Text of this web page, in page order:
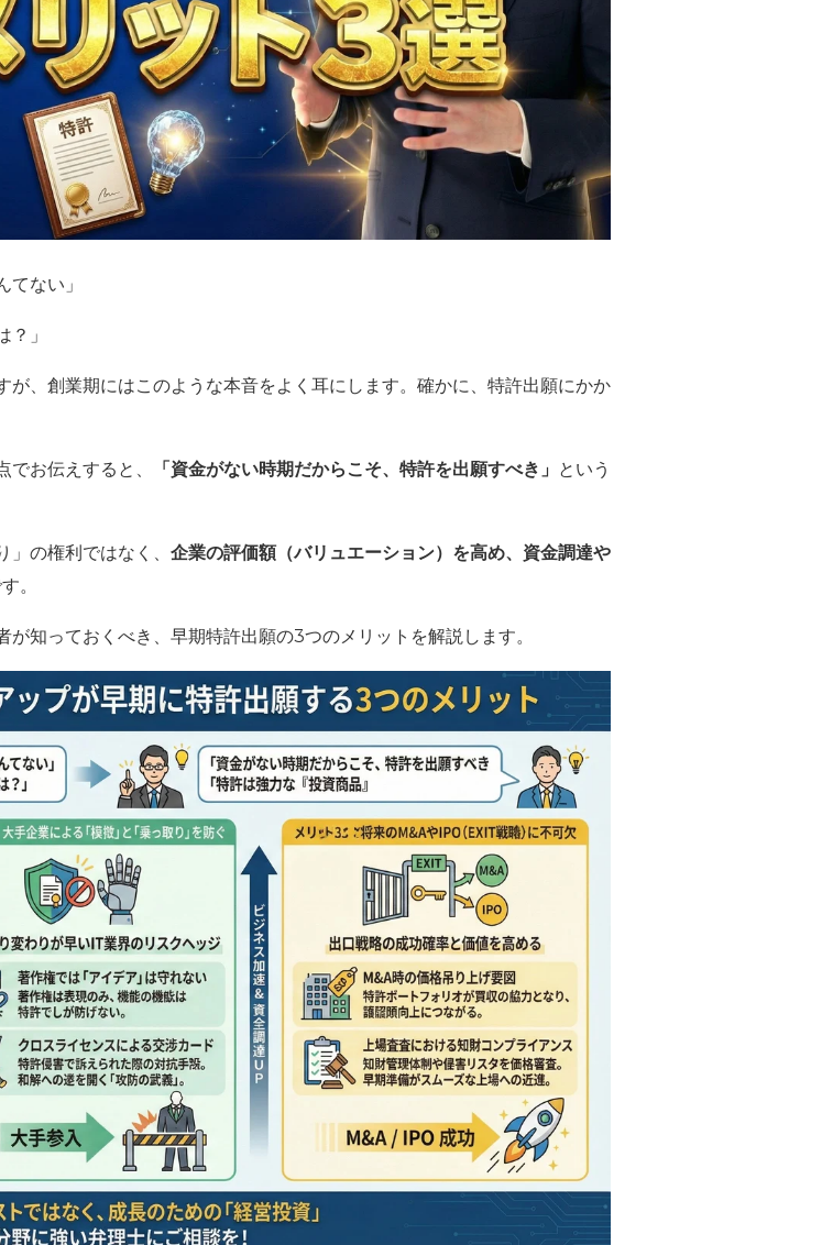
てない」
」
、創業期にはこのような本音をよく耳にします。確かに、特許出願にかか
お伝えすると、 「資金がない時期だからこそ、特許を出願すべき」 という
の権利ではなく、 企業の評価額（バリュエーション）を高め、資金調達や
。
知っておくべき、早期特許出願の3つのメリットを解説します。